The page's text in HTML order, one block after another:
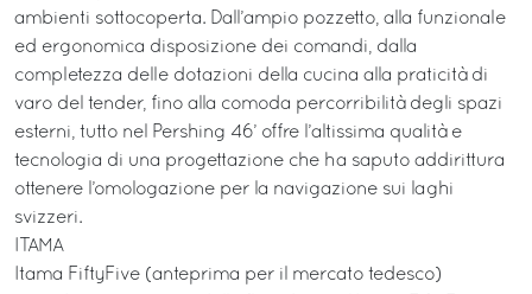
ambienti sottocoperta. Dall’ampio pozzetto, alla funzionale
ed ergonomica disposizione dei comandi, dalla
completezza delle dotazioni della cucina alla praticità di
varo del tender, fino alla comoda percorribilità degli spazi
esterni, tutto nel Pershing 46’ offre l’altissima qualità e
tecnologia di una progettazione che ha saputo addirittura
ottenere l’omologazione per la navigazione sui laghi
svizzeri.
ITAMA
Itama FiftyFive (anteprima per il mercato tedesco)